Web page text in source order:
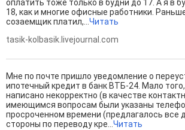
оплатить тоже только в будни до 17. А я в
18, как и многие офисные работники.
созаемщик платил,...Читать
tasik-kolbasik.livejournal.com
Мне по почте пришло уведомление о
ипотечный кредит в банк ВТБ-24. Мало
написано некорректно (в качестве
имеющимся вопросам были указаны
просроченном времени (предлагалось все
стороны по переводу кре...Читать